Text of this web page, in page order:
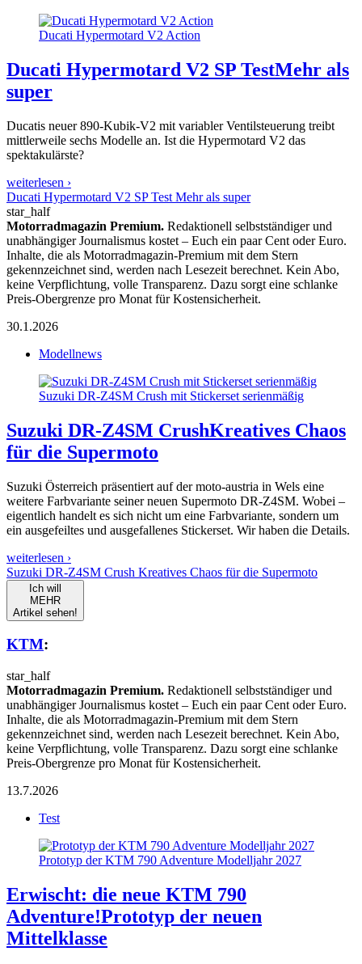
Ducati Hypermotard V2 Action
Ducati Hypermotard V2 SP TestMehr als
super
Ducatis neuer 890-Kubik-V2 mit variabler Ventilsteuerung treibt
mittlerweile sechs Modelle an. Ist die Hypermotard V2 das
spektakulärste?
weiterlesen ›
Ducati Hypermotard V2 SP Test Mehr als super
star_half
Motorradmagazin Premium. Redaktionell selbstständiger und
unabhängiger Journalismus kostet – Euch ein paar Cent oder Euro.
Inhalte, die als Motorradmagazin-Premium mit dem Stern
gekennzeichnet sind, werden nach Lesezeit berechnet. Kein Abo,
keine Verpflichtung, volle Transparenz. Dazu sorgt eine schlanke
Preis-Obergrenze pro Monat für Kostensicherheit.
30.1.2026
Modellnews
Suzuki DR-Z4SM Crush mit Stickerset serienmäßig
Suzuki DR-Z4SM CrushKreatives Chaos
für die Supermoto
Suzuki Österreich präsentiert auf der moto-austria in Wels eine
weitere Farbvariante seiner neuen Supermoto DR-Z4SM. Wobei –
eigentlich handelt es sich nicht um eine Farbvariante, sondern um
ein ausgefeiltes und ausgefallenes Stickerset. Wir haben die Details.
weiterlesen ›
Suzuki DR-Z4SM Crush Kreatives Chaos für die Supermoto
Ich will
MEHR
Artikel sehen!
KTM:
star_half
Motorradmagazin Premium. Redaktionell selbstständiger und
unabhängiger Journalismus kostet – Euch ein paar Cent oder Euro.
Inhalte, die als Motorradmagazin-Premium mit dem Stern
gekennzeichnet sind, werden nach Lesezeit berechnet. Kein Abo,
keine Verpflichtung, volle Transparenz. Dazu sorgt eine schlanke
Preis-Obergrenze pro Monat für Kostensicherheit.
13.7.2026
Test
Prototyp der KTM 790 Adventure Modelljahr 2027
Erwischt: die neue KTM 790
Adventure!Prototyp der neuen
Mittelklasse